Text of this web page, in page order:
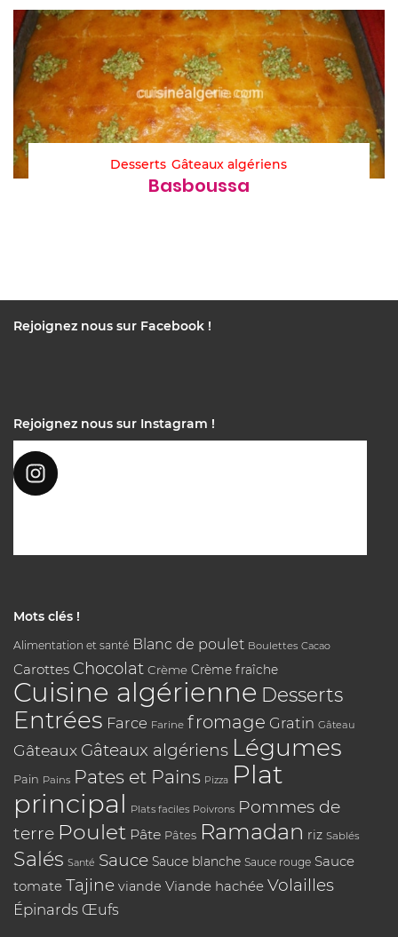
Desserts Gâteaux algériens
Basboussa
Rejoignez nous sur Facebook !
Rejoignez nous sur Instagram !
Mots clés !
Alimentation et santé Blanc de poulet Boulettes Cacao
Carottes Chocolat Crème Crème fraîche
Cuisine algérienne Desserts
Entrées Farce Farine fromage Gratin Gâteau
Gâteaux Gâteaux algériens Légumes
Pain Pains Pates et Pains Pizza Plat
principal Plats faciles Poivrons Pommes de
terre Poulet Pâte Pâtes Ramadan riz Sablés
Salés Santé Sauce Sauce blanche Sauce rouge Sauce
tomate Tajine viande Viande hachée Volailles
Épinards Œufs